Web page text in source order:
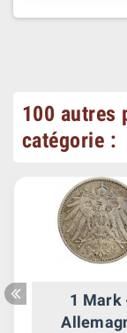
100 autres
catégorie :
1 Mark